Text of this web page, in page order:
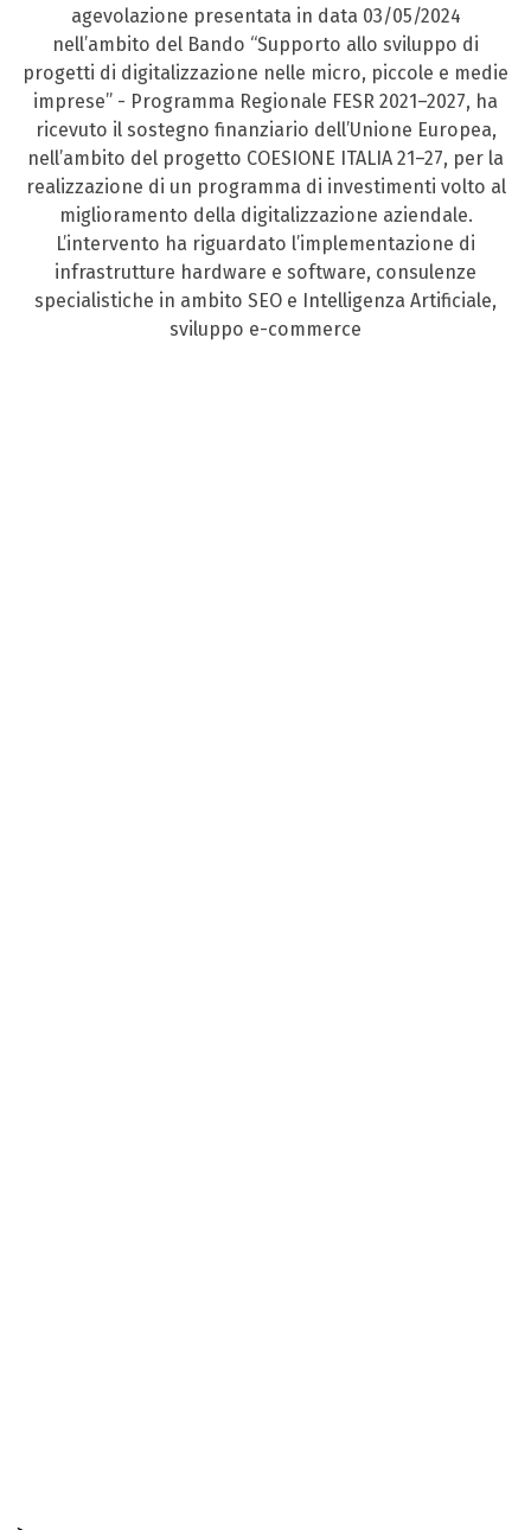
agevolazione presentata in data 03/05/2024
nell’ambito del Bando “Supporto allo sviluppo di
progetti di digitalizzazione nelle micro, piccole e medie
imprese” - Programma Regionale FESR 2021–2027, ha
ricevuto il sostegno finanziario dell’Unione Europea,
nell’ambito del progetto COESIONE ITALIA 21–27, per la
realizzazione di un programma di investimenti volto al
miglioramento della digitalizzazione aziendale.
L’intervento ha riguardato l’implementazione di
infrastrutture hardware e software, consulenze
specialistiche in ambito SEO e Intelligenza Artificiale,
sviluppo e-commerce